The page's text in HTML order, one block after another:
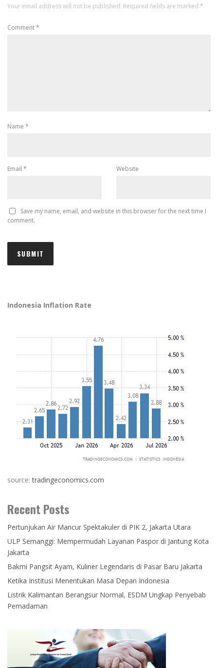
Your email address will not be published. Required fields are marked *
Comment*
Name *
Email * Website
Save my name, email, and website in this browser for the next time I
comment.
Indonesia Inflation Rate
source:tradingeconomics.com
Recent Posts
Pertunjukan Air Mancur Spektakuler di PIK 2, Jakarta Utara
ULP Semanggi: Mempermudah Layanan Paspor di Jantung Kota
Jakarta
Bakmi Pangsit Ayam, Kuliner Legendaris di Pasar Baru Jakarta
Ketika Institusi Menentukan Masa Depan Indonesia
Listrik Kalimantan Berangsur Normal, ESDM Ungkap Penyebab
Pemadaman